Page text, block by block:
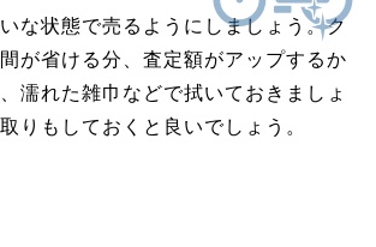
な状態で売るようにしましょう。ク
が省ける分、査定額がアップするか
濡れた雑巾などで拭いておきましょ
りもしておくと良いでしょう。